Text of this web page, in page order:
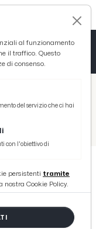
Riolfo-Tiozzo
highlights
al funzionamento
il traffico. Questo
di consenso.
del servizio che ci hai
con l'obiettivo di
persistenti tramite
nostra Cookie Policy.